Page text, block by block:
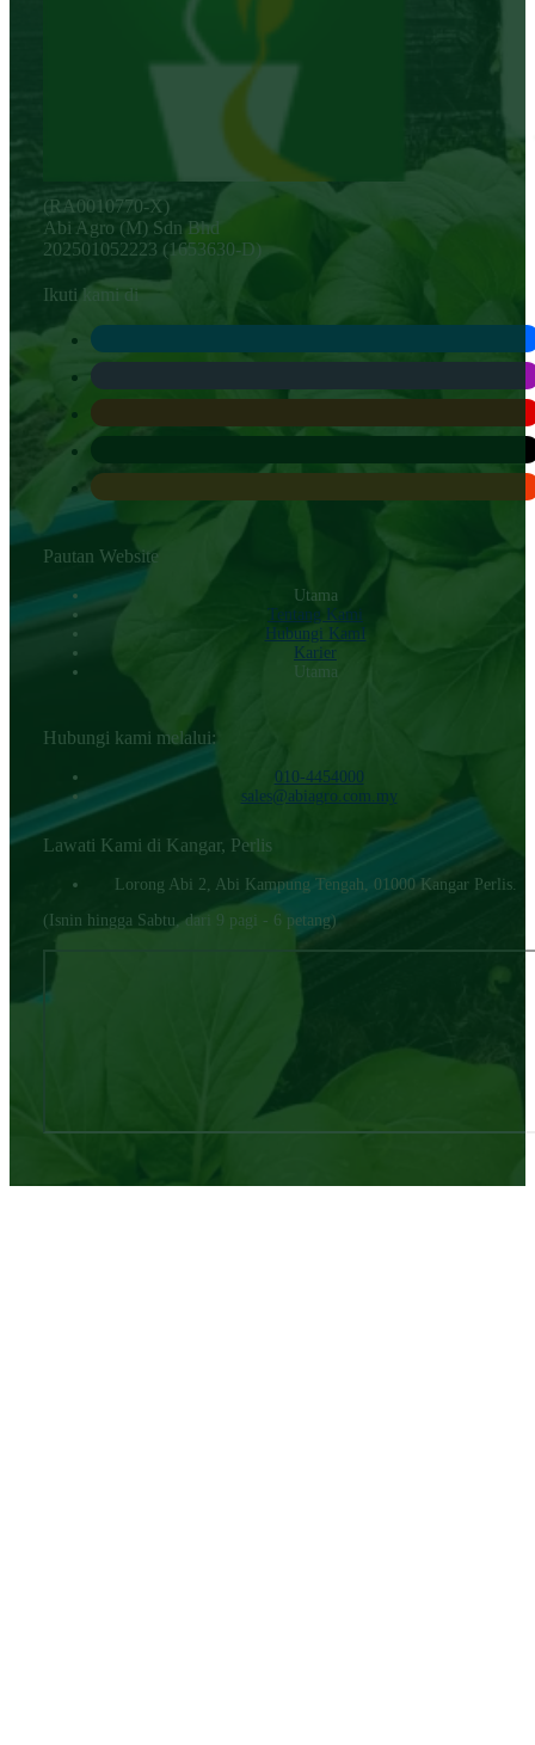
(RA0010770-X)
Abi Agro (M) Sdn Bhd
202501052223 (1653630-D)
Ikuti kami di
Pautan Website
Utama
Tentang Kami
Hubungi KamI
Karier
Utama
Hubungi kami melalui:
010-4454000‬
sales@abiagro.com.my
Lawati Kami di Kangar, Perlis
Lorong Abi 2, Abi Kampung Tengah, 01000 Kangar Perlis.
(Isnin hingga Sabtu, dari 9 pagi - 6 petang)